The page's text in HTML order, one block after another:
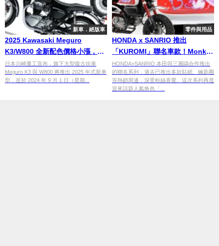
新車．絕版車
2025 Kawasaki Meguro
K3/W800 全新配色價格小漲，
2025 年式 9 月上市！
日本川崎重工宣布，旗下大型復古街車
Meguro K3 與 W800 將推出 2025 年式新車
型，並於 2024 年 9 月 1 日（星期...
零件與用品
HONDA x SANRIO 推出
「KUROMI」聯名車款！Monkey
125 專用油箱側蓋登場
HONDA×SANRIO 本田與三麗鷗合作推出
的聯名系列，過去已推出多款貼紙、鑰匙圈
等熱銷周邊，深受粉絲喜愛。這次系列再度
迎來話題人氣角色「...